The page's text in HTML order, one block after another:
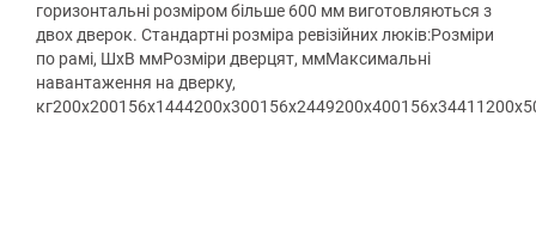
горизонтальні розміром більше 600 мм виготовляються з
двох дверок. Стандартні розміра ревізійних люків:Розміри
по рамі, ШхВ ммРозміри дверцят, ммМаксимальні
навантаження на дверку,